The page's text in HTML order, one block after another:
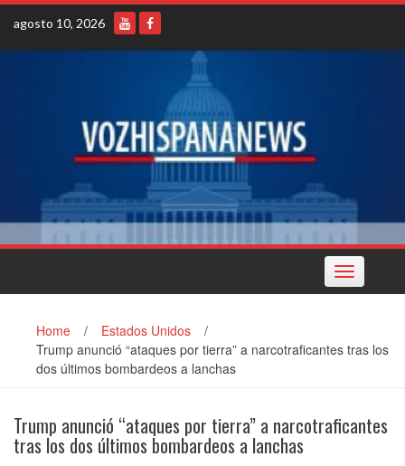
Skip
content
agosto 10, 2026
Toggle
navigation
Home / Estados Unidos
/
Trump anunció “ataques por tierra” a narcotraficantes tras los
dos últimos bombardeos a lanchas
Trump anunció “ataques por tierra” a narcotraficantes
tras los dos últimos bombardeos a lanchas